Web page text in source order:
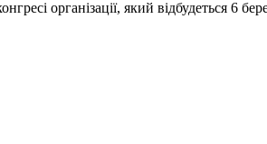
організації, який відбудеться 6